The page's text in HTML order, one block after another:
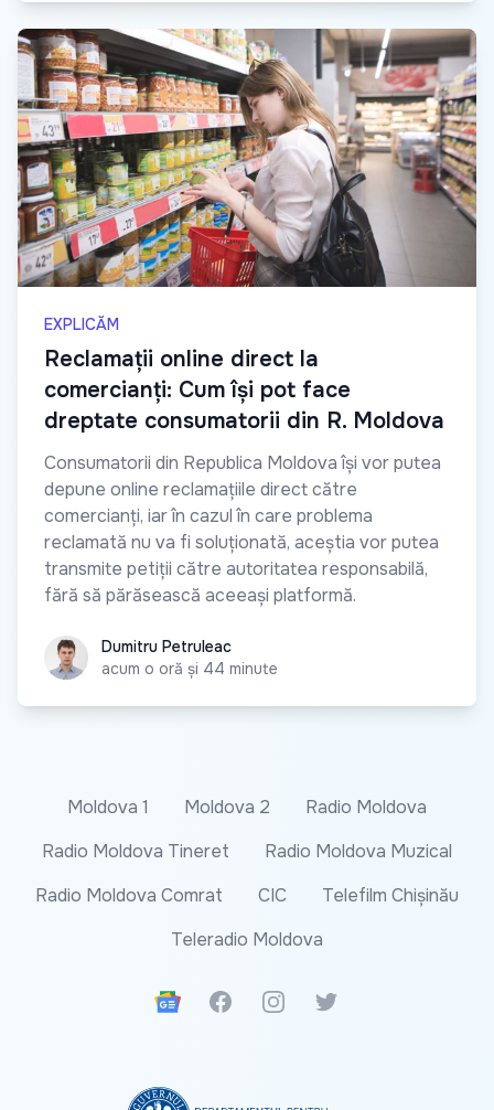
EXPLICĂM
Reclamații online direct la
comercianți: Cum își pot face
dreptate consumatorii din R. Moldova
Consumatorii din Republica Moldova își vor putea
depune online reclamațiile direct către
comercianți, iar în cazul în care problema
reclamată nu va fi soluționată, aceștia vor putea
transmite petiții către autoritatea responsabilă,
fără să părăsească aceeași platformă.
Dumitru Petruleac
Dumitru Petruleac
acum o oră și 44 minute
Moldova 1 Moldova 2
Radio Moldova
Radio Moldova Tineret
Radio Moldova Muzical
Radio Moldova Comrat
CIC
Telefilm Chișinău
Teleradio Moldova
Google News
FacebookInstagramTwitter